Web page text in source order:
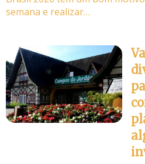
semana e realizar…